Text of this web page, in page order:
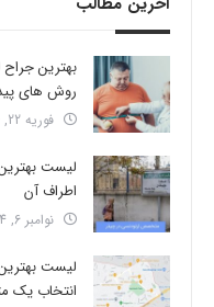
روش های
فوریه 22, 2026
لیست
اطراف آن
نوامبر 6, 2024
لیست
انتخاب یک